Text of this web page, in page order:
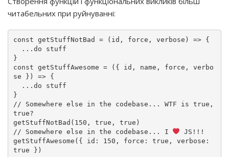
читабельних при руйнуванні:
const getStuffNotBad = (id, force, verbose) => {
}
const getStuffAwesome = ({ id, name, force, verbo
se }) => {
}
// Somewhere else in the codebase... WTF is true,
true?
getStuffNotBad(150, true, true)
// Somewhere else in the codebase... I
JS!!!
getStuffAwesome({ id: 150, force: true, verbose:
true })